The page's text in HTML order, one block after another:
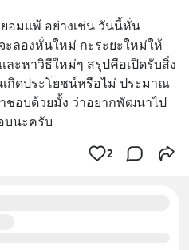
อมแพ้ อย่างเช่น วันนี้หั่น
ลองหั่นใหม่ กะระยะใหม่ให้
ะหาวิธีใหม่ๆ สรุปคือเปิดรับสิ่ง
กิดประโยชน์หรือไม่ ประมาณ
ชอบด้วยมั้ง ว่าอยากพัฒนาไป
บนะครับ
2